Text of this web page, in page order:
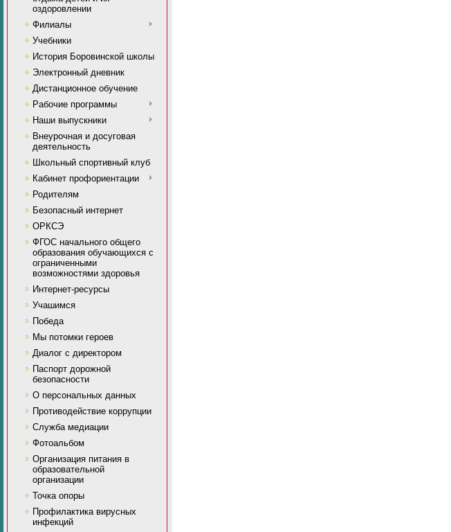
оздоровлении
Филиалы
Учебники
История Боровинской школы
Электронный дневник
Дистанционное обучение
Рабочие программы
Наши выпускники
Внеурочная и досуговая
деятельность
Школьный спортивный клуб
Кабинет профориентации
Родителям
Безопасный интернет
ОРКСЭ
ФГОС начального общего
образования обучающихся с
ограниченными
возможностями здоровья
Интернет-ресурсы
Учашимся
Победа
Мы потомки героев
Диалог с директором
Паспорт дорожной
безопасности
О персональных данных
Противодействие коррупции
Служба медиации
Фотоальбом
Организация питания в
образовательной
организации
Точка опоры
Профилактика вирусных
инфекций